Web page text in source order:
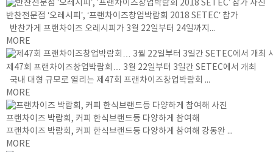
반찬전문점 ‘오레시피’, ‘프랜차이즈창업박람회 2018 SETEC’ 참가
반찬가게 프랜차이즈 오레시피가 3월 22일부터 24일까지...
MORE
제47회 프랜차이즈창업박람회… 3월 22일부터 3일간 SETEC에서 개최
국내 대형 규모로 열리는 제47회 프랜차이즈창업박람회 ...
MORE
프랜차이즈 박람회, 커피 한식브랜드등 다양하게 참여해
프랜차이즈 박람회, 커피 한식브랜드등 다양하게 참여해 강동완 ...
MORE